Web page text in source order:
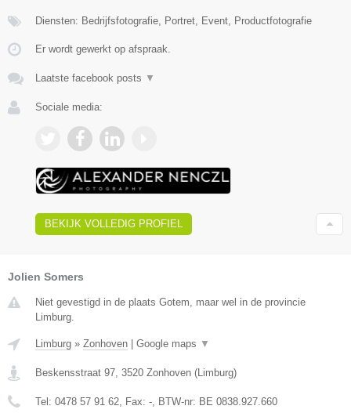
Diensten: Bedrijfsfotografie, Portret, Event, Productfotografie
Er wordt gewerkt op afspraak.
Laatste facebook posts ▼
Sociale media:
BEKIJK VOLLEDIG PROFIEL
Jolien Somers
Niet gevestigd in de plaats Gotem, maar wel in de provincie
Limburg.
Limburg » Zonhoven Google maps ▼
Beskensstraat 97 3520 Zonhoven ( Limburg)
Tel: 0478 57 91 62 , Fax: - , BTW-nr: BE 0838.927.660